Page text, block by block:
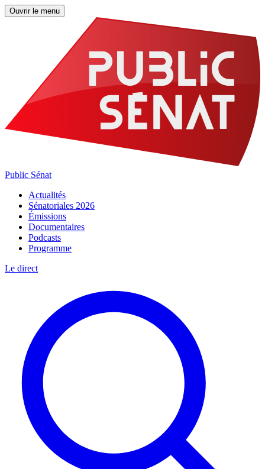
Ouvrir le menu
Public Sénat
Actualités
Sénatoriales 2026
Émissions
Documentaires
Podcasts
Programme
Le direct